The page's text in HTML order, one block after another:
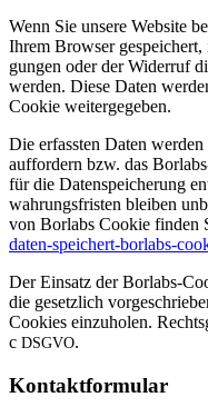
Wenn Sie unsere Web­site
Ihrem Browser
gungen oder der Widerruf
werden. Diese Daten
Cookie weitergegeben.
Die erfassten Daten
auf­for­dern bzw. das
für die Daten­spei­che­rung
wah­rungs­fristen bleiben
von Borlabs Cookie finden
daten-speichert-borlabs-
Der Ein­satz der Borlabs-
die gesetz­lich
Coo­kies ein­zu­holen.
c DSGVO.
Kon­takt­for­mular